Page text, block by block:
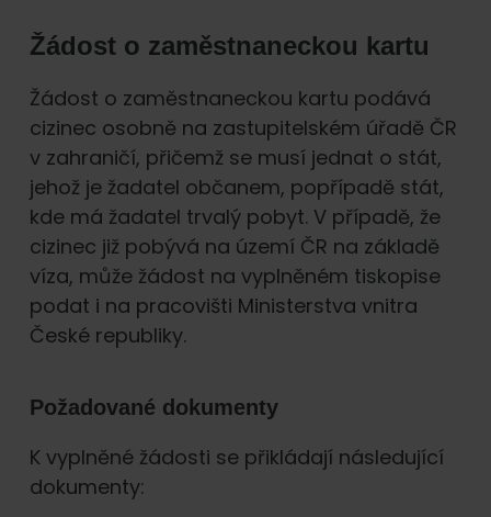
Žádost o zaměstnaneckou kartu
Žádost o zaměstnaneckou kartu podává
cizinec osobně na zastupitelském úřadě ČR
v zahraničí, přičemž se musí jednat o stát,
jehož je žadatel občanem, popřípadě stát,
kde má žadatel trvalý pobyt. V případě, že
cizinec již pobývá na území ČR na základě
víza, může žádost na vyplněném tiskopise
podat i na pracovišti Ministerstva vnitra
České republiky.
Požadované dokumenty
K vyplněné žádosti se přikládají následující
dokumenty: